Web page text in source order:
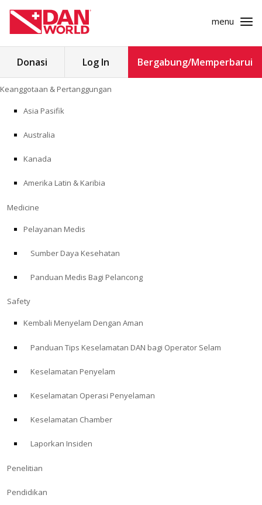
ke
konten
menu
Store
Alert Diver
untuk:
KEANGGOTAAN & PERTANGGUNGAN
SAFETY
PENDIDIKAN
PROGRAM PROFESIONAL
Donasi Log In Bergabung/Memperbarui
Keanggotaan & Pertanggungan
Asia Pasifik
Australia
Kanada
Amerika Latin & Karibia
Medicine
Pelayanan Medis
Sumber Daya Kesehatan
Panduan Medis Bagi Pelancong
Safety
Kembali Menyelam Dengan Aman
Panduan Tips Keselamatan DAN bagi Operator Selam
Keselamatan Penyelam
Keselamatan Operasi Penyelaman
Keselamatan Chamber
Laporkan Insiden
Penelitian
Pendidikan